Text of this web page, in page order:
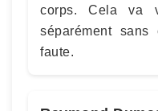
corps. Cela va
séparément
faute.